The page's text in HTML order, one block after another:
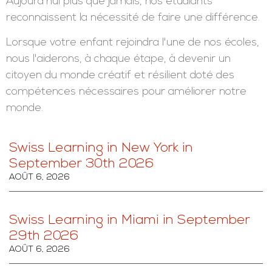
influents de la société, capables de réussir et de
construire leur propre avenir. C'est pourquoi nos
écoles donnent aux élèves les compétences, les
attitudes et les qualifications nécessaires pour qu'ils
soient prêts à faire une différence dans leurs
communautés locales et au-delà, quels que soient
les défis auxquels ils seront confrontés à l'avenir.
Lorsque votre enfant rejoindra l'une de nos écoles,
nous l'aiderons, à chaque étape, à devenir un
citoyen du monde créatif et résilient doté des
compétences nécessaires pour améliorer notre
monde.
Swiss Learning in New York in